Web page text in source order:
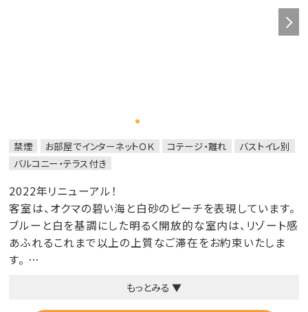
※サービス内容は変更となる場合がございますこと、ご了
禁煙 お部屋でインターネットＯＫ コテージ・離れ
バストイレ別
バルコニー・テラス付き
2022年リニューアル！
客室は、オクマの碧い海と白砂のビーチを表現しています。
ブルーと白を基調にした明るく開放的な室内は、リゾート感
あふれるこれまで以上の上質なご滞在をお約束いたしま
す。
※CLUB 潮風特典は対象外となります。
もっとみる ▼